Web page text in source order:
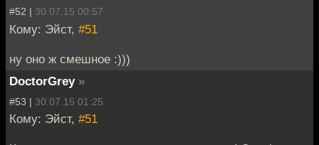
#52 | 30.07.15 00:57
Кому: Эйст, #51
ну оно ж смешное :)))
DoctorGrey »
#53 | 30.07.15 01:25
Кому: Эйст, #51